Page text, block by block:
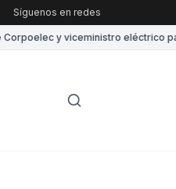
Síguenos en redes
y viceministro eléctrico para